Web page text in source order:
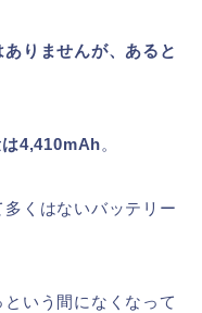
りませんが、あると
4,410mAh。
くはないバッテリー
いう間になくなって